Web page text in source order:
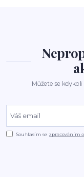
Můžete se
Souhlasím se zpracováním